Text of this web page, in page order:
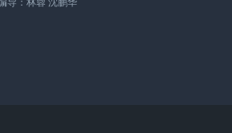
导：林蓉 沈鹏华